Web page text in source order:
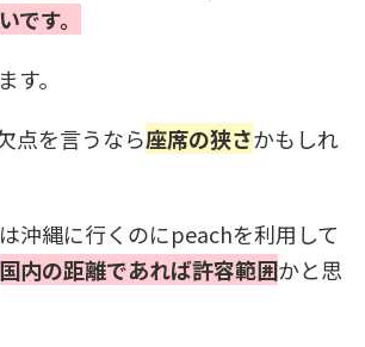
です。
す。
点を言うなら座席の狭さかもしれ
沖縄に行くのにpeachを利用して
国内の距離であれば許容範囲かと思